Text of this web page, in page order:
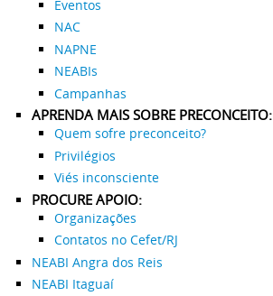
Eventos
NAC
NAPNE
NEABIs
Campanhas
APRENDA MAIS SOBRE PRECONCEITO:
Quem sofre preconceito?
Privilégios
Viés inconsciente
PROCURE APOIO:
Organizações
Contatos no Cefet/RJ
NEABI Angra dos Reis
NEABI Itaguaí